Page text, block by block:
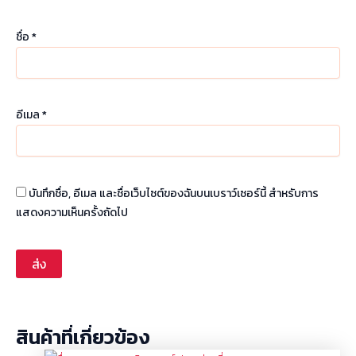
ชื่อ*
อีเมล*
บันทึกชื่อ, อีเมล และชื่อเว็บไซต์ของฉันบนเบราว์เซอร์นี้ สำหรับการ
แสดงความเห็นครั้งถัดไป
สินค้าที่เกี่ยวข้อง